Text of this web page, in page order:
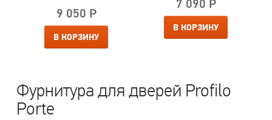
9 050 Р
В КОРЗИНУ
7 090 Р
В КОРЗИНУ
Фурнитура для дверей Profilo
Porte